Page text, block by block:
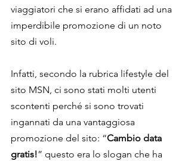
viaggiatori che si erano affidati ad una
imperdibile promozione di un noto
sito di voli.
Infatti, secondo la rubrica lifestyle del
sito MSN, ci sono stati molti utenti
scontenti perché si sono trovati
ingannati da una vantaggiosa
promozione del sito: “Cambio data
gratis!” questo era lo slogan che ha